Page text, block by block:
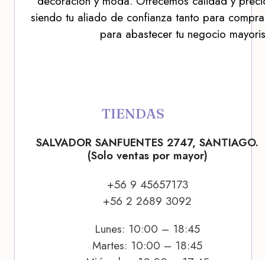
siendo tu aliado de confianza tanto para
para abastecer tu negocio
TIENDAS
SALVADOR SANFUENTES 2747, SANTIAGO.
(Solo ventas por mayor)
+56 9 45657173
+56 2 2689 3092
Lunes: 10:00 – 18:45
Martes: 10:00 – 18:45